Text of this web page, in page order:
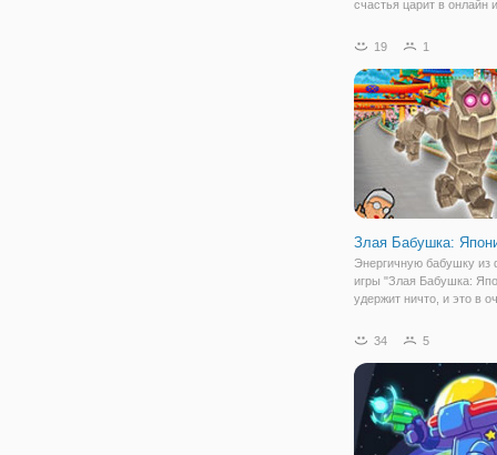
счастья царит в онлайн
продолжение раннера
оказывается в
лечебницы и каждый раз
19 1
Злая Бабушка:
Энергичную бабушку
игры "Злая Бабушка:
удержит ничто, и это в
вы будете играть за
психиатрической
этот
34 5